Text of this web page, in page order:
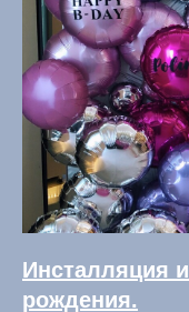
Инсталляция
рождения.